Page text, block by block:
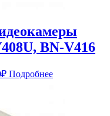
BN-V416
₽Текущая
цена:
Подробнее